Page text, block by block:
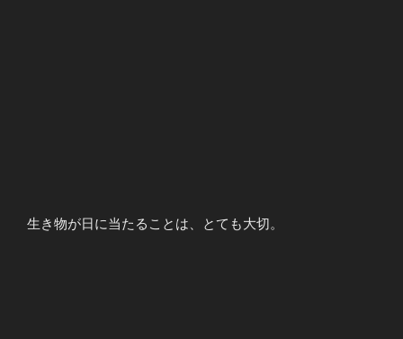
生き物が日に当たることは、とても大切。